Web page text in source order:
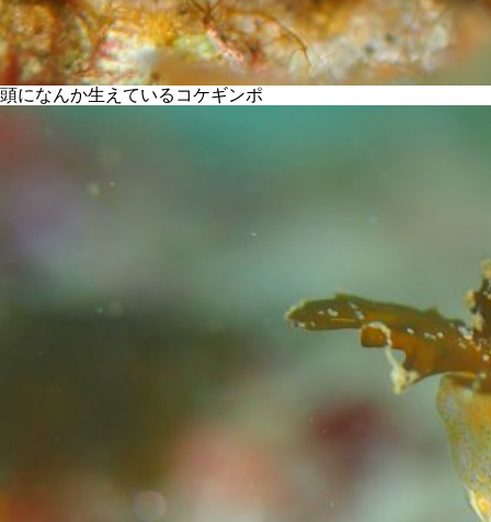
頭になんか生えているコケギンポ